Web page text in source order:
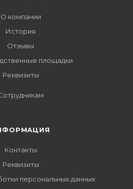
О компании
История
Отзывы
площадки
Реквизиты
Контакты
Реквизиты
персональных данных